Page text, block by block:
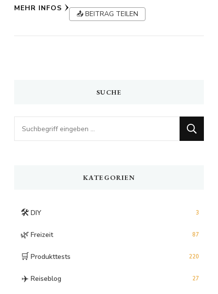
MEHR INFOS
📤 BEITRAG TEILEN
SUCHE
Looking
for
KATEGORIEN
🛠️ DIY 3
🌿 Freizeit 87
🛒 Produkttests 220
✈️ Reiseblog 27